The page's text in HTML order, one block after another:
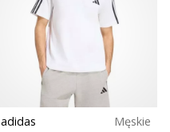
adidas
Męskie